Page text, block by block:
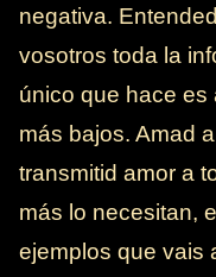
negativa.
vosotros toda la
único que hace es
más bajos. Amad
transmitid amor a
más lo necesitan,
ejemplos que vais